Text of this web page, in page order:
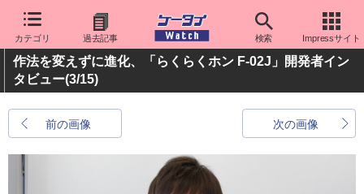
カテゴリ 過去記事 検索 Impressサイト
作法を変えずに進化、「らくらくホン F-02J」開発者イン
タビュー(3/15)
前の画像 次の画像